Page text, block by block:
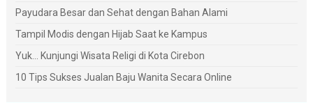
Payudara Besar dan Sehat dengan Bahan Alami
Tampil Modis dengan Hijab Saat ke Kampus
Yuk... Kunjungi Wisata Religi di Kota Cirebon
10 Tips Sukses Jualan Baju Wanita Secara Online